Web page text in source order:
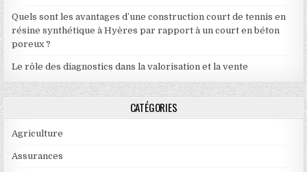
Quels sont les avantages d’une construction court de tennis en
résine synthétique à Hyères par rapport à un court en béton
poreux ?
Le rôle des diagnostics dans la valorisation et la vente
CATÉGORIES
Agriculture
Assurances